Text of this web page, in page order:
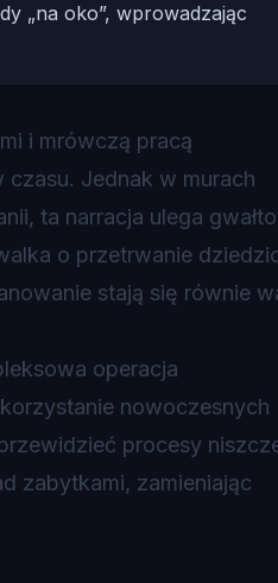
„na oko”, wprowadzając
i mrówczą pracą
czasu. Jednak w murach
ta narracja ulega
o przetrwanie
stają się równie
operacja
nowoczesnych
procesy
zabytkami, zamieniając